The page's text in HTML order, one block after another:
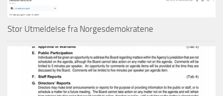
Stor Utmeldelse fra Norgesdemokratene